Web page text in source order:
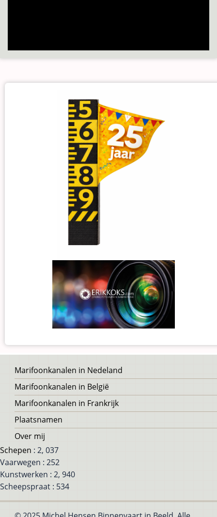
Voet
Marifoonkanalen in Nedeland
Marifoonkanalen in België
Marifoonkanalen in Frankrijk
Plaatsnamen
Over mij
Schepen : 2, 037
Vaarwegen : 252
Kunstwerken : 2, 940
Scheepspraat : 534